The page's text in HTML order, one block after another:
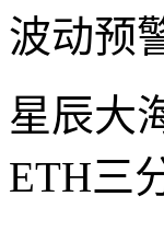
波动预
星辰大
ETH三